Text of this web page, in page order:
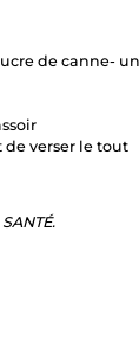
de canne-
verser le tout